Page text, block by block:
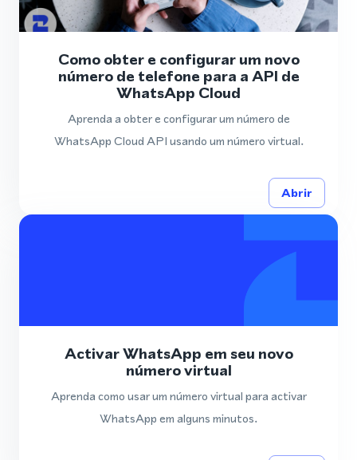
Como obter e configurar um novo
número de telefone para a API de
WhatsApp Cloud
Aprenda a obter e configurar um número de
WhatsApp Cloud API usando um número virtual.
Abrir
Activar WhatsApp em seu novo
número virtual
Aprenda como usar um número virtual para activar
WhatsApp em alguns minutos.